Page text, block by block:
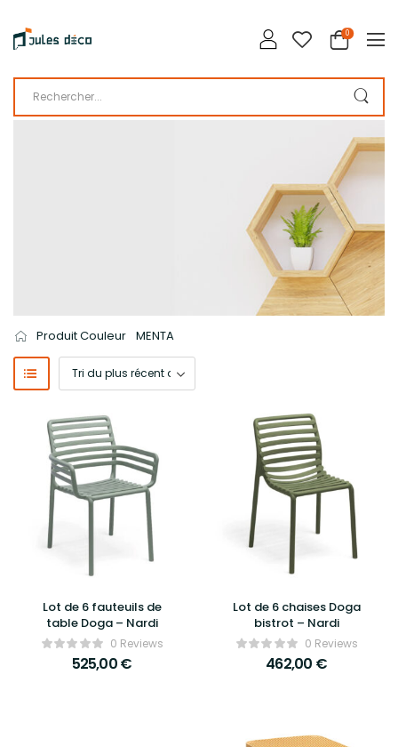
0
Produit Couleur MENTA
Lot de 6 fauteuils de
table Doga – Nardi
0 Reviews
525,00€
Lot de 6 chaises Doga
bistrot – Nardi
0 Reviews
462,00 €